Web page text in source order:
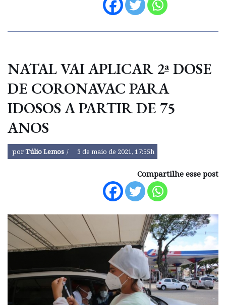
NATAL VAI APLICAR 2ª DOSE
DE CORONAVAC PARA
IDOSOS A PARTIR DE 75
ANOS
porTúlio Lemos 3 de maio de 2021, 17:55h
Compartilhe esse post